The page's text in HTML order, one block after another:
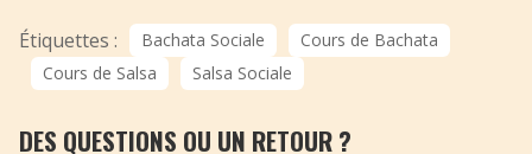
Étiquettes : Bachata Sociale
Cours de Bachata
Cours de Salsa
Salsa Sociale
DES QUESTIONS OU UN RETOUR ?